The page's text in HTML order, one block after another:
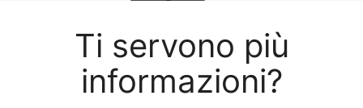
Ti servono più
informazioni?